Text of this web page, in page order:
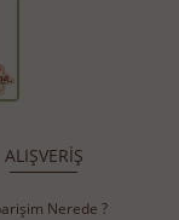
ALIŞVERİŞ
Nerede ?